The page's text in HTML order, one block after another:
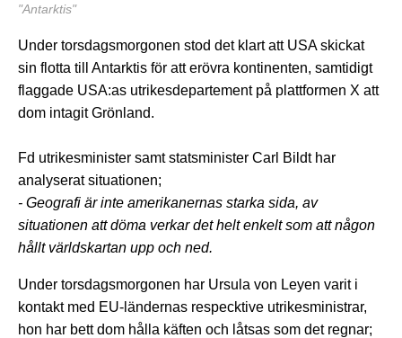
"Antarktis"
Under torsdagsmorgonen stod det klart att USA skickat
sin flotta till Antarktis för att erövra kontinenten, samtidigt
flaggade USA:as utrikesdepartement på plattformen X att
dom intagit Grönland.
Fd utrikesminister samt statsminister Carl Bildt har
analyserat situationen;
- Geografi är inte amerikanernas starka sida, av
situationen att döma verkar det helt enkelt som att någon
hållt världskartan upp och ned.
Under torsdagsmorgonen har Ursula von Leyen varit i
kontakt med EU-ländernas respecktive utrikesministrar,
hon har bett dom hålla käften och låtsas som det regnar;